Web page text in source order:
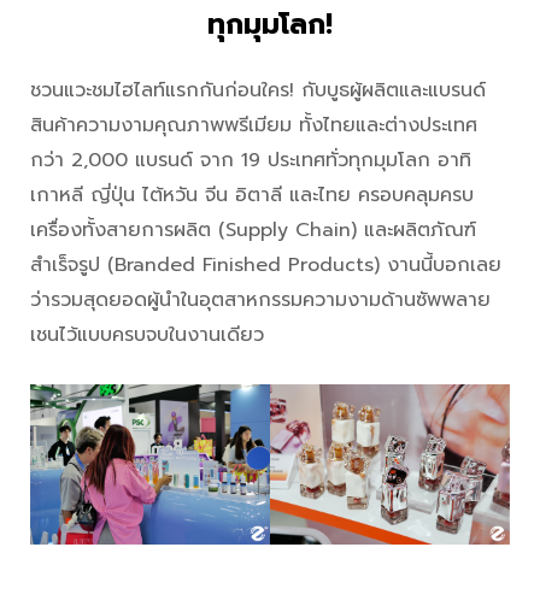
ทุกมุมโลก!
ชวนแวะชมไฮไลท์แรกกันก่อนใคร! กับบูธผู้ผลิตและแบรนด์
สินค้าความงามคุณภาพพรีเมียม ทั้งไทยและต่างประเทศ
กว่า 2,000 แบรนด์ จาก 19 ประเทศทั่วทุกมุมโลก อาทิ
เกาหลี ญี่ปุ่น ไต้หวัน จีน อิตาลี และไทย ครอบคลุมครบ
เครื่องทั้งสายการผลิต (Supply Chain) และผลิตภัณฑ์
สำเร็จรูป (Branded Finished Products) งานนี้บอกเลย
ว่ารวมสุดยอดผู้นำในอุตสาหกรรมความงามด้านซัพพลาย
เชนไว้แบบครบจบในงานเดียว